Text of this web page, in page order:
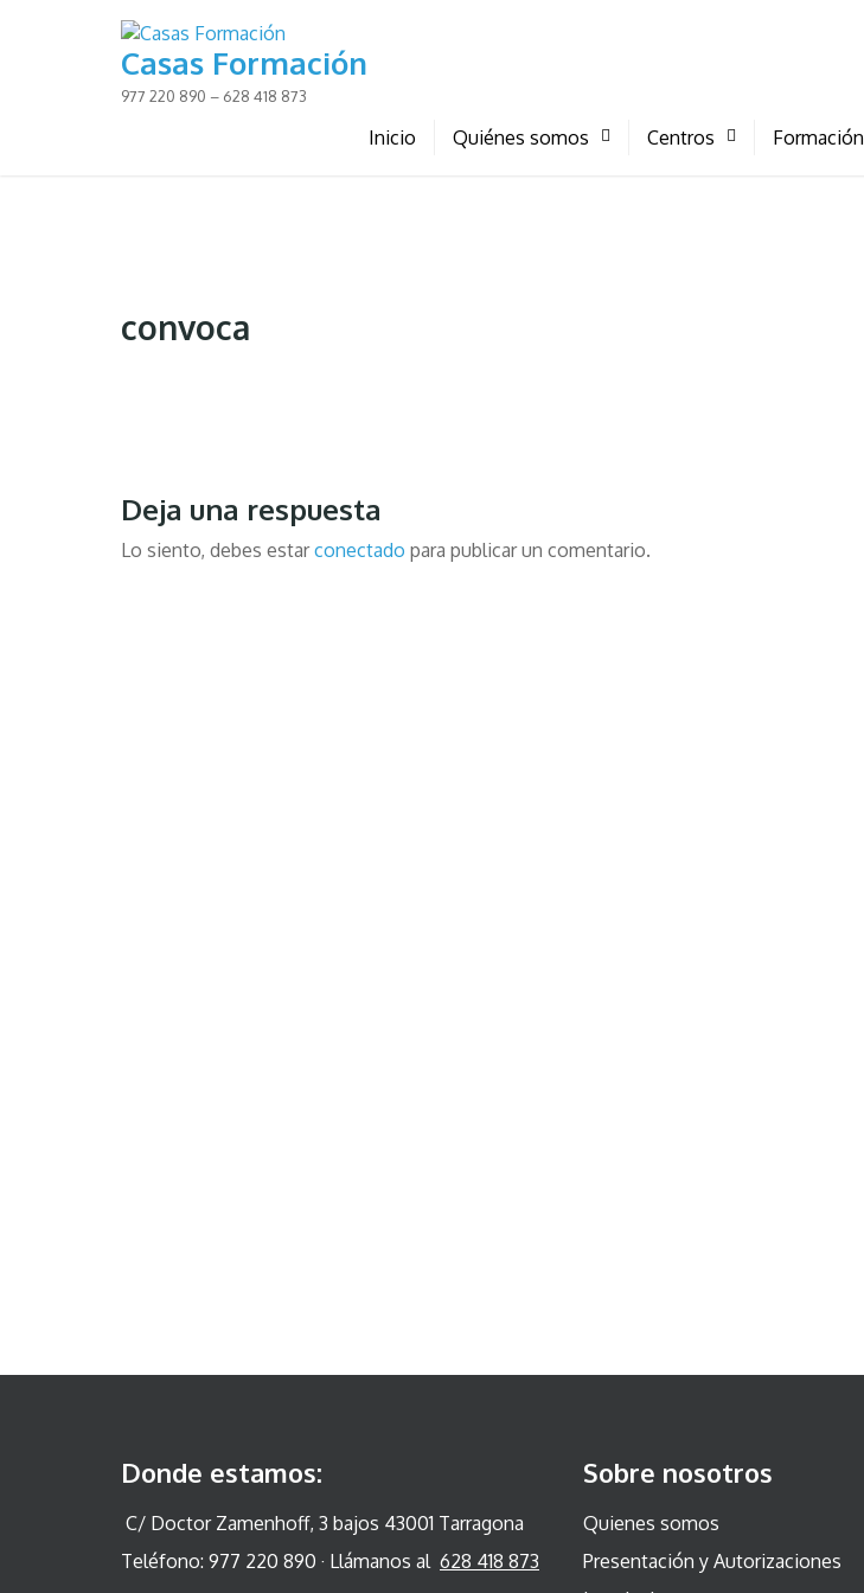
Casas Formación
977 220 890 – 628 418 873
Inicio Quiénes somos Centros Formación
convoca
Deja una respuesta
Lo siento, debes estarconectado para publicar un comentario.
Donde estamos:
C/ Doctor Zamenhoff, 3 bajos 43001 Tarragona
Teléfono: 977 220 890 · Llámanos al 628 418 873
Sobre nosotros
Quienes somos
Presentación y Autorizaciones